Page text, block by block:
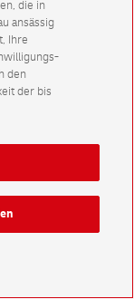
die in
ansässig
Ihre
den
der bis